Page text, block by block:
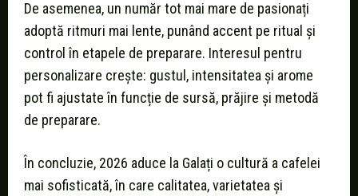
De asemenea, un număr tot mai mare de pasionați
adoptă ritmuri mai lente, punând accent pe ritual și
control în etapele de preparare. Interesul pentru
personalizare crește: gustul, intensitatea și arome
pot fi ajustate în funcție de sursă, prăjire și metodă
de preparare.
În concluzie, 2026 aduce la Galați o cultură a cafelei
mai sofisticată, în care calitatea, varietatea și